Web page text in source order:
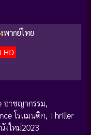
พากย์ไทย
HD
อาชญากรรม,
โรแมนติก, Thriller
งใหม่2023